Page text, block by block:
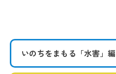
いのちをまもる 「水害」編